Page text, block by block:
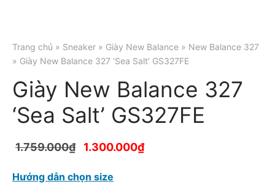
Trang chủ » Sneaker » Giày New Balance » New Balance 327
» Giày New Balance 327 ‘Sea Salt’ GS327FE
Giày New Balance 327
‘Sea Salt’ GS327FE
1.759.000₫ 1.300.000₫
Hướng dẫn chọn size